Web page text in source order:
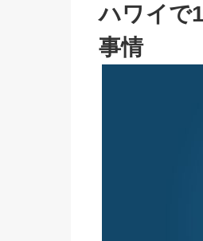
ハワイで
事情